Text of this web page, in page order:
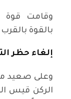
وقامت قوة
بالقوة
إلغاء حظر
وعلى صعيد
الركن قيس